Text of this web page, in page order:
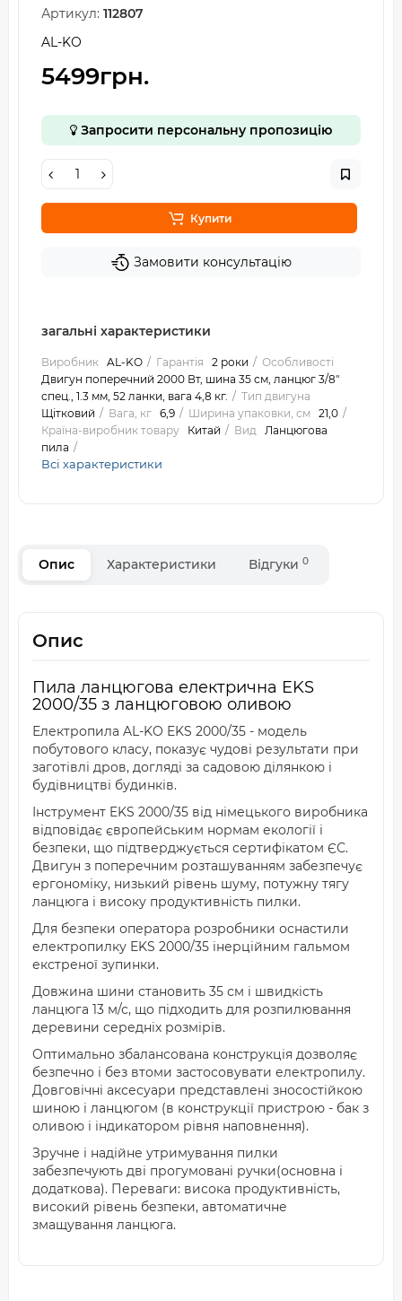
Артикул: 112807
AL-KO
5499грн.
Запросити персональну пропозицію
Купити
Замовити консультацію
загальні характеристики
Виробник AL-KO Гарантія 2 роки
Особливості
Двигун поперечний 2000 Вт, шина 35 см, ланцюг 3/8"
спец., 1.3 мм, 52 ланки, вага 4,8 кг.
Тип двигуна
Щітковий
Вага, кг 6,9 Ширина упаковки, см 21,0
Країна-виробник товару
Китай Вид Ланцюгова
пила
Всі характеристики
Опис Характеристики Відгуки 0
Опис
Пила ланцюгова електрична EKS
2000/35 з ланцюговою оливою
Електропила AL-KO EKS 2000/35 - модель
побутового класу, показує чудові результати при
заготівлі дров, догляді за садовою ділянкою і
будівництві будинків.
Інструмент EKS 2000/35 від німецького виробника
відповідає європейським нормам екології і
безпеки, що підтверджується сертифікатом ЄС.
Двигун з поперечним розташуванням забезпечує
ергономіку, низький рівень шуму, потужну тягу
ланцюга і високу продуктивність пилки.
Для безпеки оператора розробники оснастили
електропилку EKS 2000/35 інерційним гальмом
екстреної зупинки.
Довжина шини становить 35 см і швидкість
ланцюга 13 м/с, що підходить для розпилювання
деревини середніх розмірів.
Оптимально збалансована конструкція дозволяє
безпечно і без втоми застосовувати електропилу.
Довговічні аксесуари представлені зносостійкою
шиною і ланцюгом (в конструкції пристрою - бак з
оливою і індикатором рівня наповнення).
Зручне і надійне утримування пилки
забезпечують дві прогумовані ручки(основна і
додаткова). Переваги: висока продуктивність,
високий рівень безпеки, автоматичне
змащування ланцюга.